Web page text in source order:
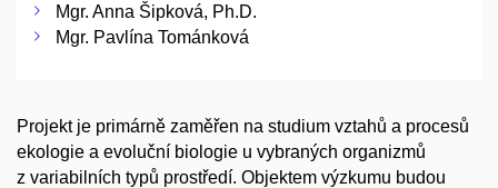
Mgr. Anna Šipková, Ph.D.
Mgr. Pavlína Tománková
Projekt je primárně zaměřen na studium vztahů a procesů
ekologie a evoluční biologie u vybraných organizmů
z variabilních typů prostředí. Objektem výzkumu budou